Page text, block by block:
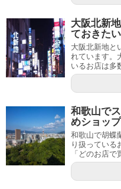
大阪北新
ておきた
大阪北新地と
れています。
いるお店は多
和歌山で
めショッ
和歌山で胡蝶
り扱っている
「どのお店